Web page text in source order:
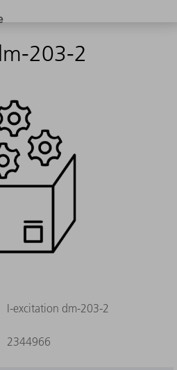
203-2
I-excitation dm-203-2
2344966